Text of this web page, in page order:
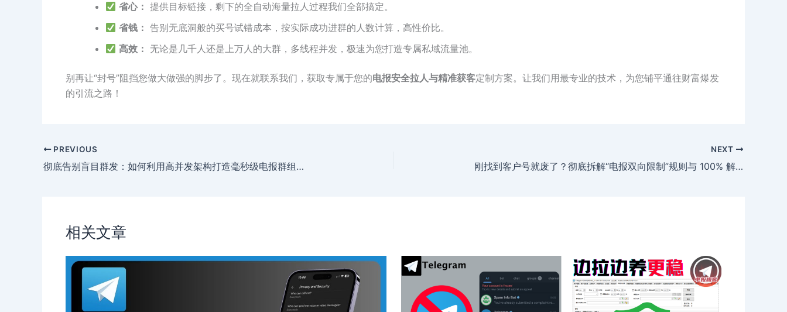
省心： 提供目标链接，剩下的全自动海量拉人过程我们全部搞定。
省钱： 告别无底洞般的买号试错成本，按实际成功进群的人数计算，高性价比。
高效： 无论是几千人还是上万人的大群，多线程并发，极速为您打造专属私域流量池。
别再让“封号”阻挡您做大做强的脚步了。现在就联系我们，获取专属于您的电报安全拉人与精准获客定制方案。让我们用最专业的技术，为您铺平通往财富爆发
的引流之路！
PREVIOUS
彻底告别盲目群发：如何利用高并发架构打造毫秒级电报群组监控与精准截流系统
NEXT
刚找到客户号就废了？彻底拆解“电报双向限制”规则与 100% 解封保姆级教程
相关文章